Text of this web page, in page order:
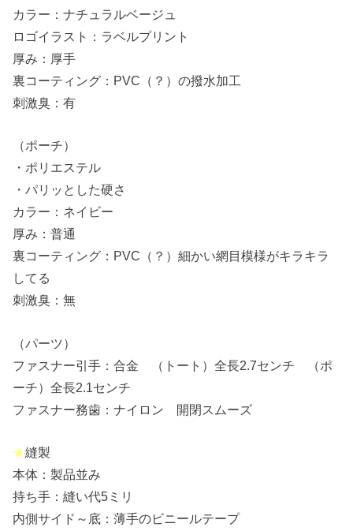
カラー：ナチュラルベージュ
ロゴイラスト：ラベルプリント
厚み：厚手
裏コーティング：PVC（？）の撥水加工
刺激臭：有
（ポーチ）
・ポリエステル
・パリッとした硬さ
カラー：ネイビー
厚み：普通
裏コーティング：PVC（？）細かい網目模様がキラキラ
してる
刺激臭：無
（パーツ）
ファスナー引手：合金 （トート）全長2.7センチ （ポ
ーチ）全長2.1センチ
ファスナー務歯：ナイロン 開閉スムーズ
★縫製
本体：製品並み
持ち手：縫い代5ミリ
内側サイド～底：薄手のビニールテープ